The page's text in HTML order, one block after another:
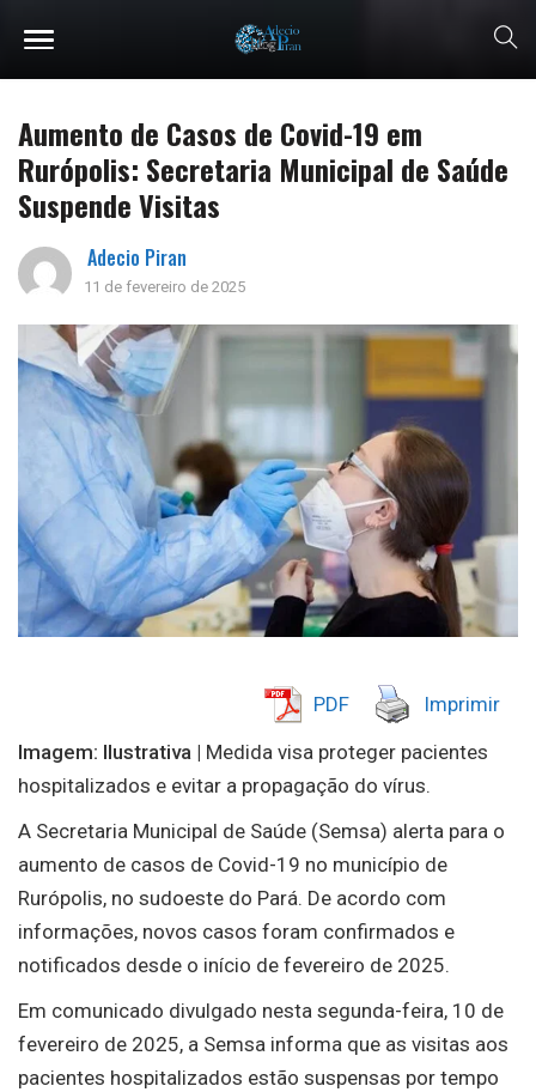
Aumento de Casos de Covid-19 em
Rurópolis: Secretaria Municipal de Saúde
Suspende Visitas
Adecio Piran
11 de fevereiro de 2025
PDF Imprimir
Imagem: Ilustrativa | Medida visa proteger pacientes
hospitalizados e evitar a propagação do vírus.
A Secretaria Municipal de Saúde (Semsa) alerta para o
aumento de casos de Covid-19 no município de
Rurópolis, no sudoeste do Pará. De acordo com
informações, novos casos foram confirmados e
notificados desde o início de fevereiro de 2025.
Em comunicado divulgado nesta segunda-feira, 10 de
fevereiro de 2025, a Semsa informa que as visitas aos
pacientes hospitalizados estão suspensas por tempo